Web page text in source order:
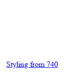
Styling from 740